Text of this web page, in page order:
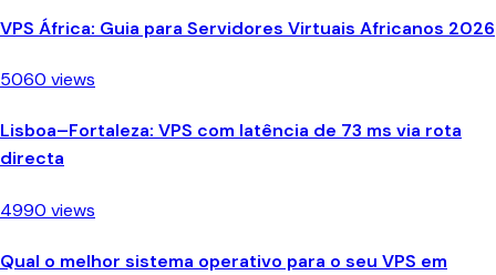
VPS África: Guia para Servidores Virtuais Africanos 2026
5060 views
Lisboa–Fortaleza: VPS com latência de 73 ms via rota
directa
4990 views
Qual o melhor sistema operativo para o seu VPS em